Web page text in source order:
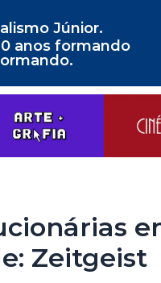
Júnior.
anos formando
Zeitgeist